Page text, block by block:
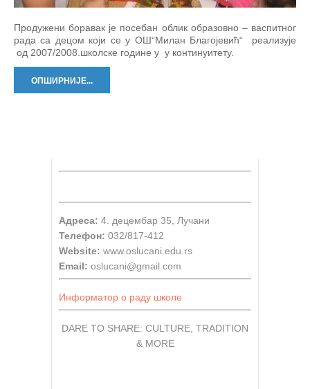
Продужени боравак је посебан облик образовно – васпитног
рада са децом који се у ОШ“Милан Благојевић“ реализује
од 2007/2008.школске године у у континуитету.
ОПШИРНИЈЕ...
Адреса: 4. децембар 35, Лучани
Телефон: 032/817-412
Website: www.oslucani.edu.rs
Email: oslucani@gmail.com
Информатор о раду школе
DARE TO SHARE: CULTURE, TRADITION
& MORE